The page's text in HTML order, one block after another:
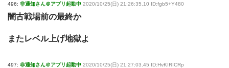
496: 非通知さん＠アプリ起動中 2020/10/25(日) 21:26:35.10 ID:fgb5+Y480
闇古戦場前の最終か
またレベル上げ地獄よ
497: 非通知さん＠アプリ起動中 2020/10/25(日) 21:27:03.45 ID:HvKIRICRp